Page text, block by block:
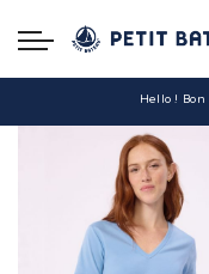
Hello !
La livraison
-10% pour tout